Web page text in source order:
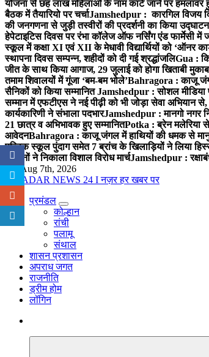
योजना से छह लाख महिलाओं के नाम काटे जाने पर हमलावर
बैठक में तैयारियो पर चर्चाJamshedpur : कारगिल विजय
की जनगणना से जुड़ी तस्वीरों की प्रदर्शनी का किया उद्घाटन
हेपेटाइटिस दिवस पर रंभा कॉलेज ऑफ नर्सिंग एंड फार्मेसी
स्कूल में कक्षा XI एवं XII के मेधावी विद्यार्थियों को ‘ऑनर
स्थापना दिवस सम्पन्न, शहीदों को दी गई श्रद्धांजलिGua :
जीत के साथ किया आगाज, 29 जुलाई को होगा खिताबी
तमाम शिवालयों में गूंजा ‘बम-बम भोले’Bahragora : काजू
सैनिकों को किया सम्मानितJamshedpur : सोशल मीडिया
सम्मान में एफटीएस ने नई पीढ़ी को भी जोड़ा सेवा अभियान से,
कार्यकारिणी ने संभाला पदभारJamshedpur : मानगो नगर
21 छात्र व अभिभावक हुए सम्मानितPotka : ब्रेन मलेरिया से
आवेदनBahragora : काजू जंगल में हाथियों की धमक से
पब्लिक स्कूल पुंदाग समेत 7 ब्रांच के खिलाड़ियों ने लिया
संगठनों ने निकाला विशाल विरोध मार्चJamshedpur :
Fri. Aug 7th, 2026
नज़र हर खबर पर
प्रमंडल
कोल्हान
रांची
पलामू
संथाल
शासन प्रशासन
अपराध जगत
राजनीति
ड्रीम होम
लॉगिन